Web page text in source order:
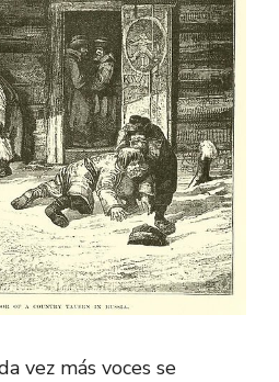
vez más voces se